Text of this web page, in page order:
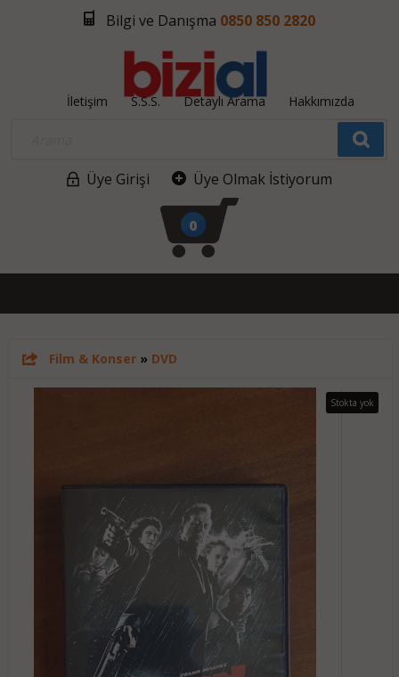
Bilgi ve Danışma 0850 850 2820
İletişim S.S.S. Detaylı Arama Hakkımızda
Üye Girişi Üye Olmak İstiyorum
0
Film & Konser» DVD
Stokta yok